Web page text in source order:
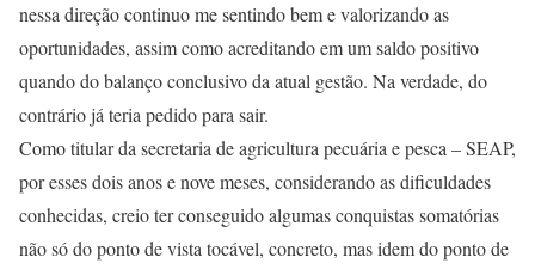
nessa direção continuo me sentindo bem e valorizando as
oportunidades, assim como acreditando em um saldo positivo
quando do balanço conclusivo da atual gestão. Na verdade, do
contrário já teria pedido para sair.
Como titular da secretaria de agricultura pecuária e pesca – SEAP,
por esses dois anos e nove meses, considerando as dificuldades
conhecidas, creio ter conseguido algumas conquistas somatórias
não só do ponto de vista tocável, concreto, mas idem do ponto de